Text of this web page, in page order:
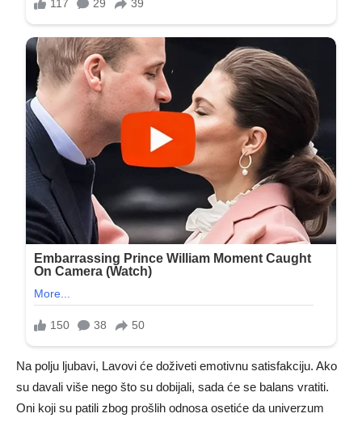
Na polju ljubavi, Lavovi će doživeti emotivnu satisfakciju. Ako
su davali više nego što su dobijali, sada će se balans vratiti.
Oni koji su patili zbog prošlih odnosa osetiće da univerzum